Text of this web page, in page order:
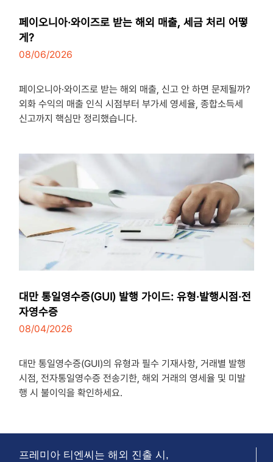
페이오니아·와이즈로 받는 해외 매출, 세금 처리 어떻
게?
08/06/2026
페이오니아·와이즈로 받는 해외 매출, 신고 안 하면 문제될까?
외화 수익의 매출 인식 시점부터 부가세 영세율, 종합소득세
신고까지 핵심만 정리했습니다.
대만 통일영수증(GUI) 발행 가이드: 유형·발행시점·전
자영수증
08/04/2026
대만 통일영수증(GUI)의 유형과 필수 기재사항, 거래별 발행
시점, 전자통일영수증 전송기한, 해외 거래의 영세율 및 미발
행 시 불이익을 확인하세요.
프레미아 티엔씨는 해외 진출 시,